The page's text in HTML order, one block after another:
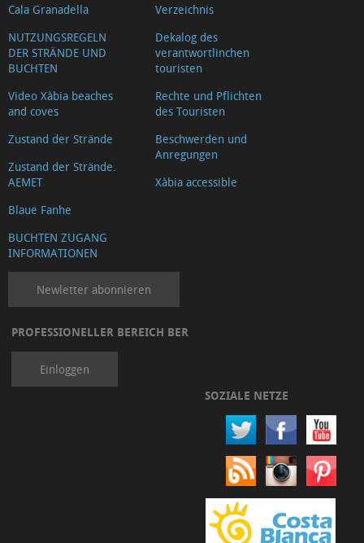
Cala Granadella
NUTZUNGSREGELN
DER STRÄNDE UND
BUCHTEN
Video Xàbia beaches
and coves
Zustand der Strände
Zustand der Strände.
AEMET
Blaue Fanhe
BUCHTEN ZUGANG
INFORMATIONEN
Verzeichnis
Dekalog des
verantwortlinchen
touristen
Rechte und Pflichten
des Touristen
Beschwerden und
Anregungen
Xàbia accessible
Newletter abonnieren
PROFESSIONELLER BEREICH BER
Einloggen
SOZIALE NETZE